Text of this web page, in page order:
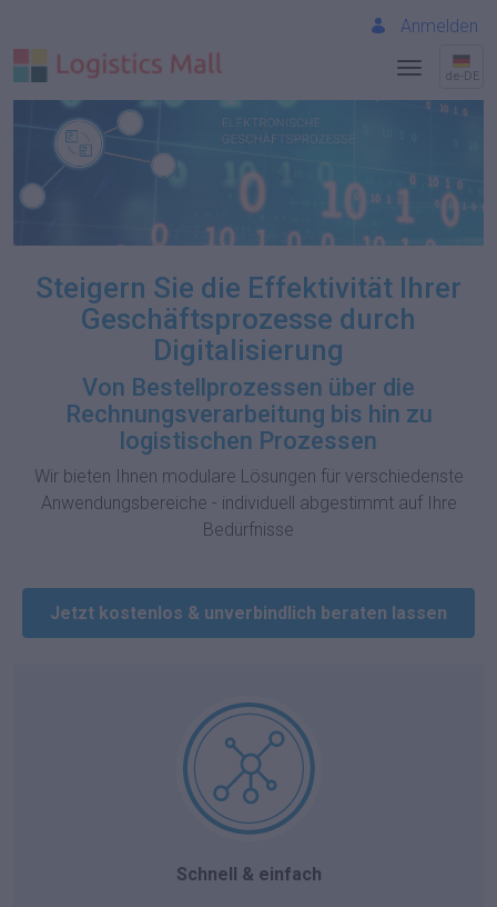
Anmelden
de-DE
Steigern Sie die Effektivität Ihrer
Geschäftsprozesse durch
Digitalisierung
Von Bestellprozessen über die
Rechnungsverarbeitung bis hin zu
logistischen Prozessen
Wir bieten Ihnen modulare Lösungen für verschiedenste
Anwendungsbereiche - individuell abgestimmt auf Ihre
Bedürfnisse
Jetzt kostenlos & unverbindlich beraten lassen
Schnell & einfach